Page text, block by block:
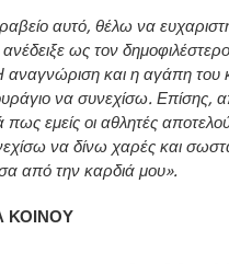
αυτό, θέλω να
ως τον
αναγνώριση και η αγάπη του
να συνεχίσω. Επίσης,
εμείς οι αθλητές
να δίνω χαρές και
από την καρδιά μου».
ΚΟΙΝΟΥ